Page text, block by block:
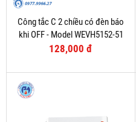
Công tắc C 2 chiều có đèn báo
khi OFF - Model WEVH5152-51
128,000 đ